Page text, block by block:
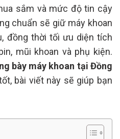
sắm và mức độ tin cậy
chuẩn sẽ giữ máy khoan
đồng thời tối ưu diện tích
mũi khoan và phụ kiện.
bày máy khoan tại Đồng
bài viết này sẽ giúp bạn